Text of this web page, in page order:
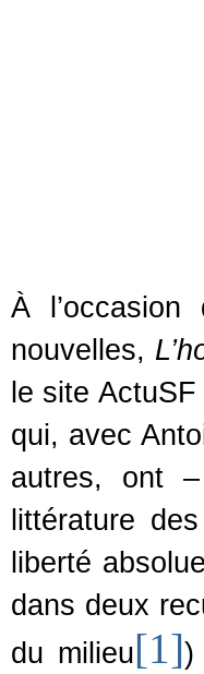
À
nouvelles,
le site
qui, avec
autres, ont
littérature
liberté
dans deux
du milieu[1])